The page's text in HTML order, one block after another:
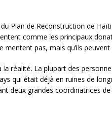
Plan de Reconstruction de
comme les principaux
pas, mais qu’ils
réalité. La plupart des
qui était déjà en ruines de
grandes coordinatrices de